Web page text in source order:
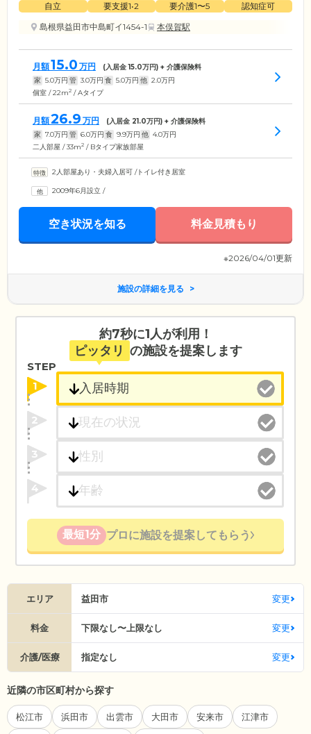
自立 要支援1•2 要介護1〜5
認知症可
島根県益田市中島町イ1454-1
本俣賀駅
月額15.0 万円 (入居金15.0万円) + 介護保険料
家 5.0万円 管 3.0万円 食 5.0万円 他 2.0万円
個室 / 22m2 / Aタイプ
月額26.9 万円 (入居金 21.0万円) + 介護保険料
家 7.0万円 管 6.0万円 食 9.9万円 他 4.0万円
二人部屋 / 33m2 / Bタイプ家族部屋
2人部屋あり・夫婦入居可 /トイレ付き居室
2009年6月設立 /
空き状況を知る 料金見積もり
※2026/04/01更新
施設の詳細を見る
約7秒に1人が利用！
ピッタリ の施設を提案します
STEP
1
2
3
4
最短1分 プロに施設を提案してもらう
エリア 益田市 変更
料金 下限なし〜上限なし 変更
介護/医療 指定なし 変更
近隣の市区町村から探す
松江市 浜田市 出雲市 大田市 安来市 江津市